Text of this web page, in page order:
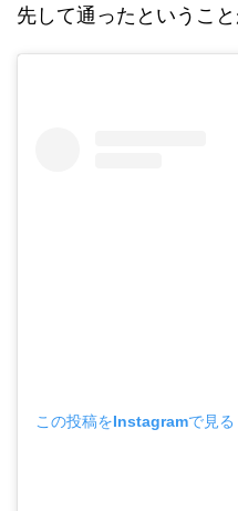
先して通ったということ
この投稿をInstagramで見る